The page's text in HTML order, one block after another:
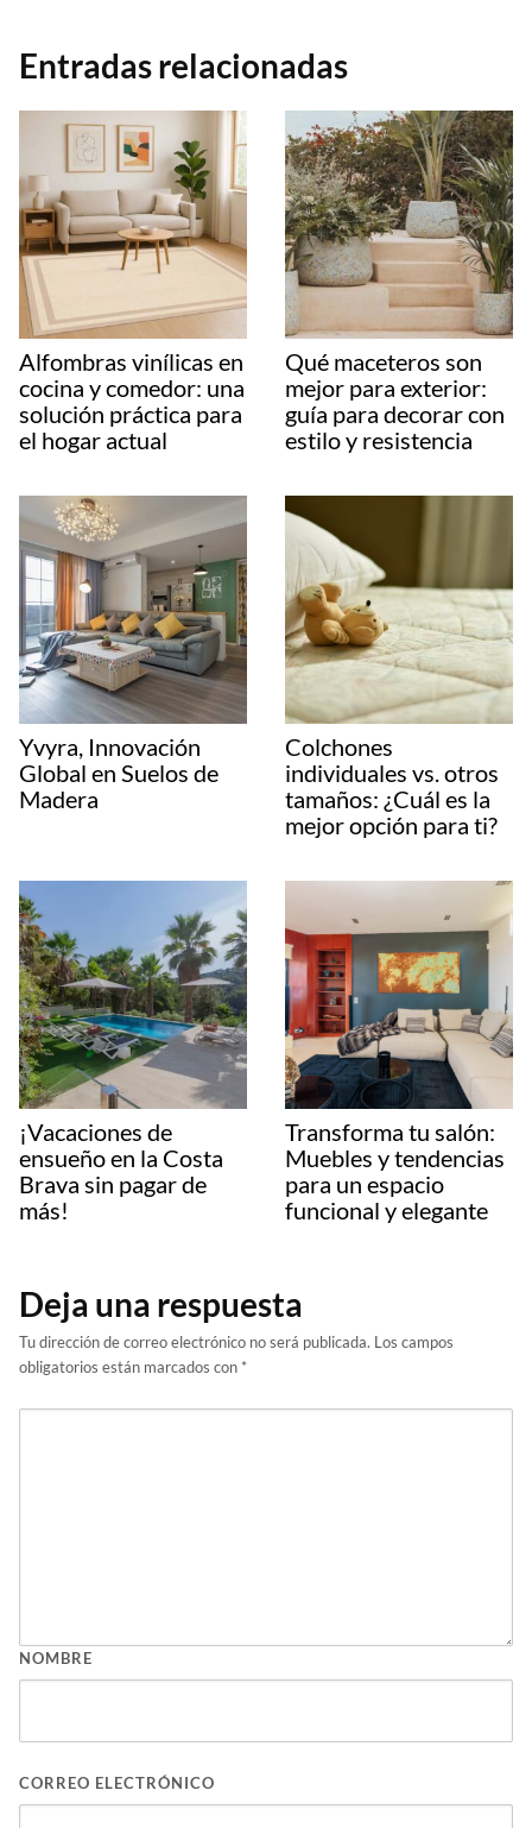
Entradas relacionadas
Alfombras vinílicas en
cocina y comedor: una
solución práctica para
el hogar actual
Qué maceteros son
mejor para exterior:
guía para decorar con
estilo y resistencia
Yvyra, Innovación
Global en Suelos de
Madera
Colchones
individuales vs. otros
tamaños: ¿Cuál es la
mejor opción para ti?
¡Vacaciones de
ensueño en la Costa
Brava sin pagar de
más!
Transforma tu salón:
Muebles y tendencias
para un espacio
funcional y elegante
Deja una respuesta
Tu dirección de correo electrónico no será publicada. Los campos
obligatorios están marcados con *
NOMBRE
CORREO ELECTRÓNICO